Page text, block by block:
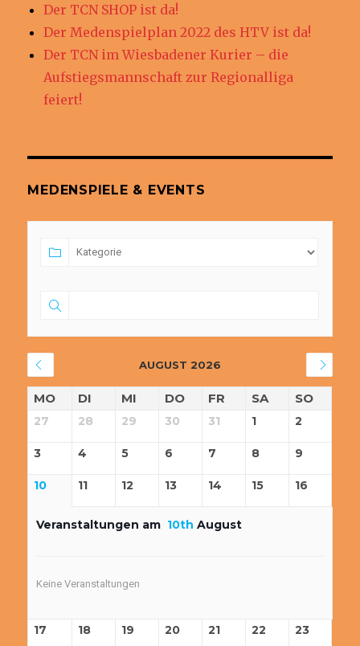
Der TCN SHOP ist da!
Der Medenspielplan 2022 des HTV ist da!
Der TCN im Wiesbadener Kurier – die
Aufstiegsmannschaft zur Regionalliga
feiert!
MEDENSPIELE & EVENTS
AUGUST 2026
MO DI MI DO FR SA SO
27 28 29 30 31 1 2
3 4 5 6 7 8 9
10 11 12 13 14 15 16
Veranstaltungen am 10th August
Keine Veranstaltungen
17 18 19 20 21 22 23